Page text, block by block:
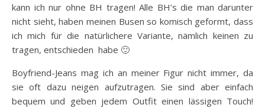
kann ich nur ohne BH tragen! Alle BH’s die man darunter
nicht sieht, haben meinen Busen so komisch geformt, dass
ich mich für die natürlichere Variante, nämlich keinen zu
tragen, entschieden habe 🙂
Boyfriend-Jeans mag ich an meiner Figur nicht immer, da
sie oft dazu neigen aufzutragen. Sie sind aber einfach
bequem und geben jedem Outfit einen lässigen Touch!